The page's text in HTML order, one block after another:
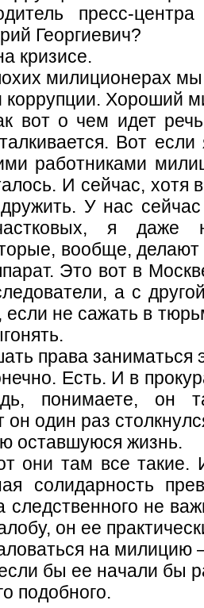
пресс-
Георгиевич?
кризисе.
милиционерах мы
коррупции. Хороший
вот о чем идет
Вот
работниками
И сейчас,
У нас
я даже
вообще, делают
Это вот в
а с
не сажать в
права заниматься
Есть. И в
понимаете, он
один раз
оставшуюся жизнь.
они там все такие.
солидарность
следственного не
он ее
на милицию
бы ее начали бы
подобного.